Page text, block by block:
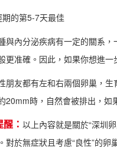
的第5-7天最佳
內分泌疾病有一定的關系，
更准確。因此，如果你想進
友都有左和右兩個卵巢，生
20mm時，自然會被排出，如
： 以上內容就是關於“深圳
對於無症狀且考慮“良性”的